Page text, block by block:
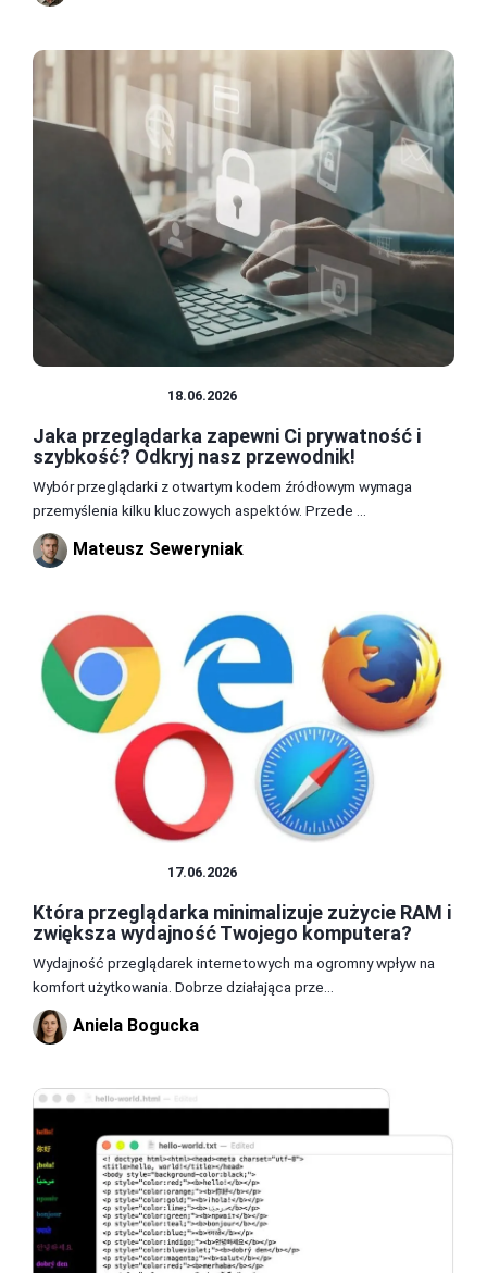
18.06.2026
Jaka przeglądarka zapewni Ci prywatność i
szybkość? Odkryj nasz przewodnik!
Wybór przeglądarki z otwartym kodem źródłowym wymaga
przemyślenia kilku kluczowych aspektów. Przede ...
Mateusz Seweryniak
17.06.2026
Która przeglądarka minimalizuje zużycie RAM i
zwiększa wydajność Twojego komputera?
Wydajność przeglądarek internetowych ma ogromny wpływ na
komfort użytkowania. Dobrze działająca prze...
Aniela Bogucka